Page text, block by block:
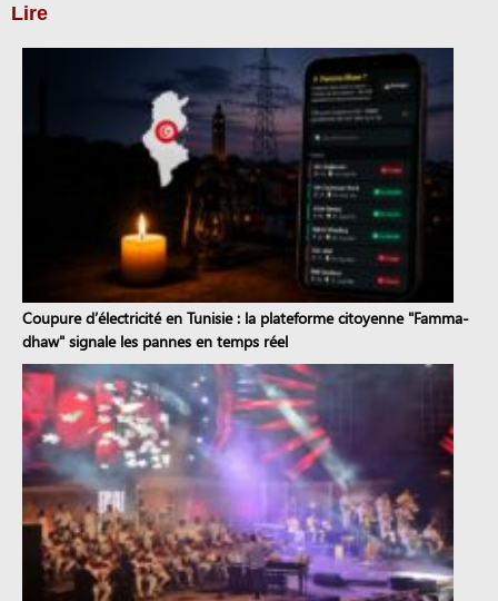
Lire
Coupure d’électricité en Tunisie : la plateforme citoyenne "Famma-
dhaw" signale les pannes en temps réel